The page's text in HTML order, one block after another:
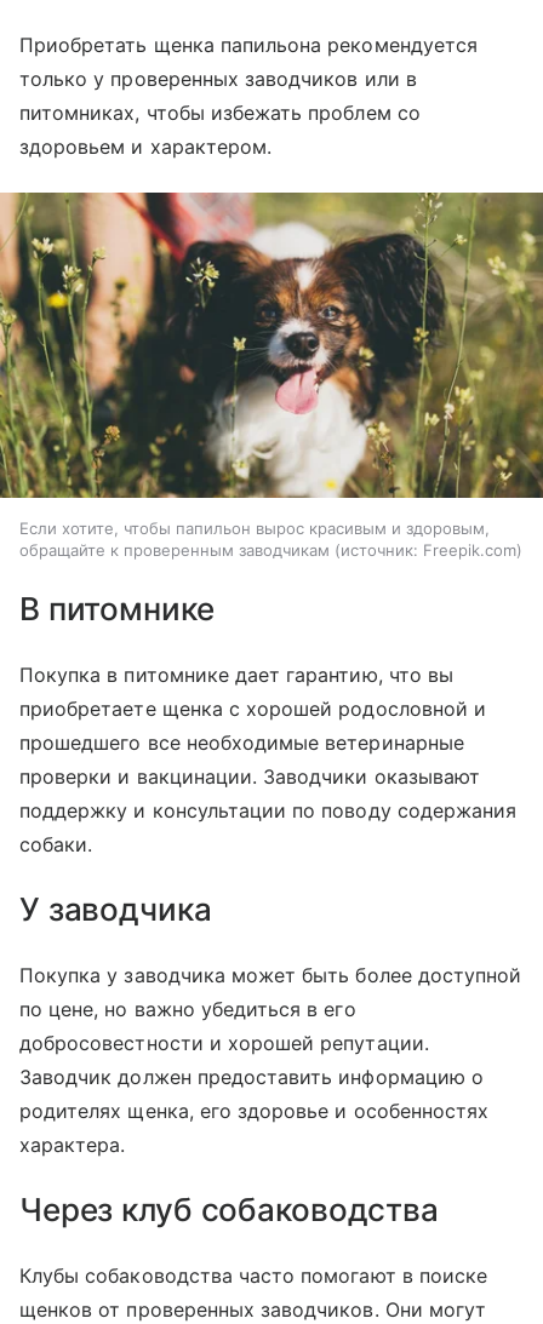
Приобретать щенка папильона рекомендуется
только у проверенных заводчиков или в
питомниках, чтобы избежать проблем со
здоровьем и характером.
Если хотите, чтобы папильон вырос красивым и здоровым,
обращайте к проверенным заводчикам
источник: Freepik.com
В питомнике
Покупка в питомнике дает гарантию, что вы
приобретаете щенка с хорошей родословной и
прошедшего все необходимые ветеринарные
проверки и вакцинации. Заводчики оказывают
поддержку и консультации по поводу содержания
собаки.
У заводчика
Покупка у заводчика может быть более доступной
по цене, но важно убедиться в его
добросовестности и хорошей репутации.
Заводчик должен предоставить информацию о
родителях щенка, его здоровье и особенностях
характера.
Через клуб собаководства
Клубы собаководства часто помогают в поиске
щенков от проверенных заводчиков. Они могут